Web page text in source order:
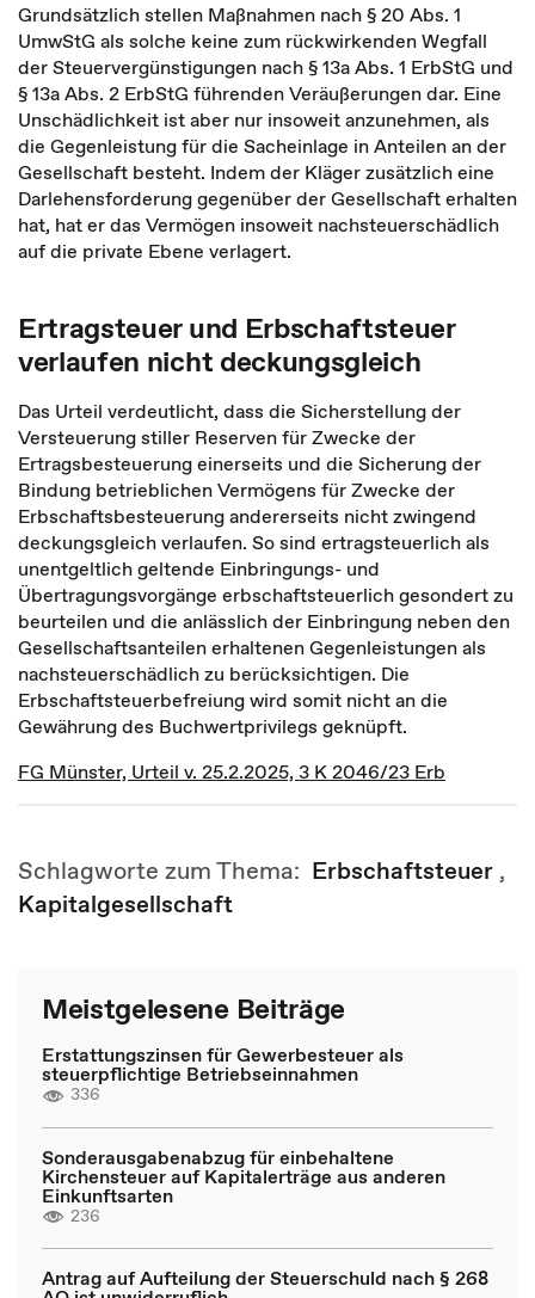
Grundsätzlich stellen Maßnahmen nach § 20 Abs. 1
UmwStG als solche keine zum rückwirkenden Wegfall
der Steuervergünstigungen nach § 13a Abs. 1 ErbStG und
§ 13a Abs. 2 ErbStG führenden Veräußerungen dar. Eine
Unschädlichkeit ist aber nur insoweit anzunehmen, als
die Gegenleistung für die Sacheinlage in Anteilen an der
Gesellschaft besteht. Indem der Kläger zusätzlich eine
Darlehensforderung gegenüber der Gesellschaft erhalten
hat, hat er das Vermögen insoweit nachsteuerschädlich
auf die private Ebene verlagert.
Ertragsteuer und Erbschaftsteuer
verlaufen nicht deckungsgleich
Das Urteil verdeutlicht, dass die Sicherstellung der
Versteuerung stiller Reserven für Zwecke der
Ertragsbesteuerung einerseits und die Sicherung der
Bindung betrieblichen Vermögens für Zwecke der
Erbschaftsbesteuerung andererseits nicht zwingend
deckungsgleich verlaufen. So sind ertragsteuerlich als
unentgeltlich geltende Einbringungs- und
Übertragungsvorgänge erbschaftsteuerlich gesondert zu
beurteilen und die anlässlich der Einbringung neben den
Gesellschaftsanteilen erhaltenen Gegenleistungen als
nachsteuerschädlich zu berücksichtigen. Die
Erbschaftsteuerbefreiung wird somit nicht an die
Gewährung des Buchwertprivilegs geknüpft.
FG Münster, Urteil v. 25.2.2025, 3 K 2046/23 Erb
Schlagworte zum Thema: Erbschaftsteuer ,
Kapitalgesellschaft
Meistgelesene Beiträge
Erstattungszinsen für Gewerbesteuer als
steuerpflichtige Betriebseinnahmen
336
Sonderausgabenabzug für einbehaltene
Kirchensteuer auf Kapitalerträge aus anderen
Einkunftsarten
236
Antrag auf Aufteilung der Steuerschuld nach § 268